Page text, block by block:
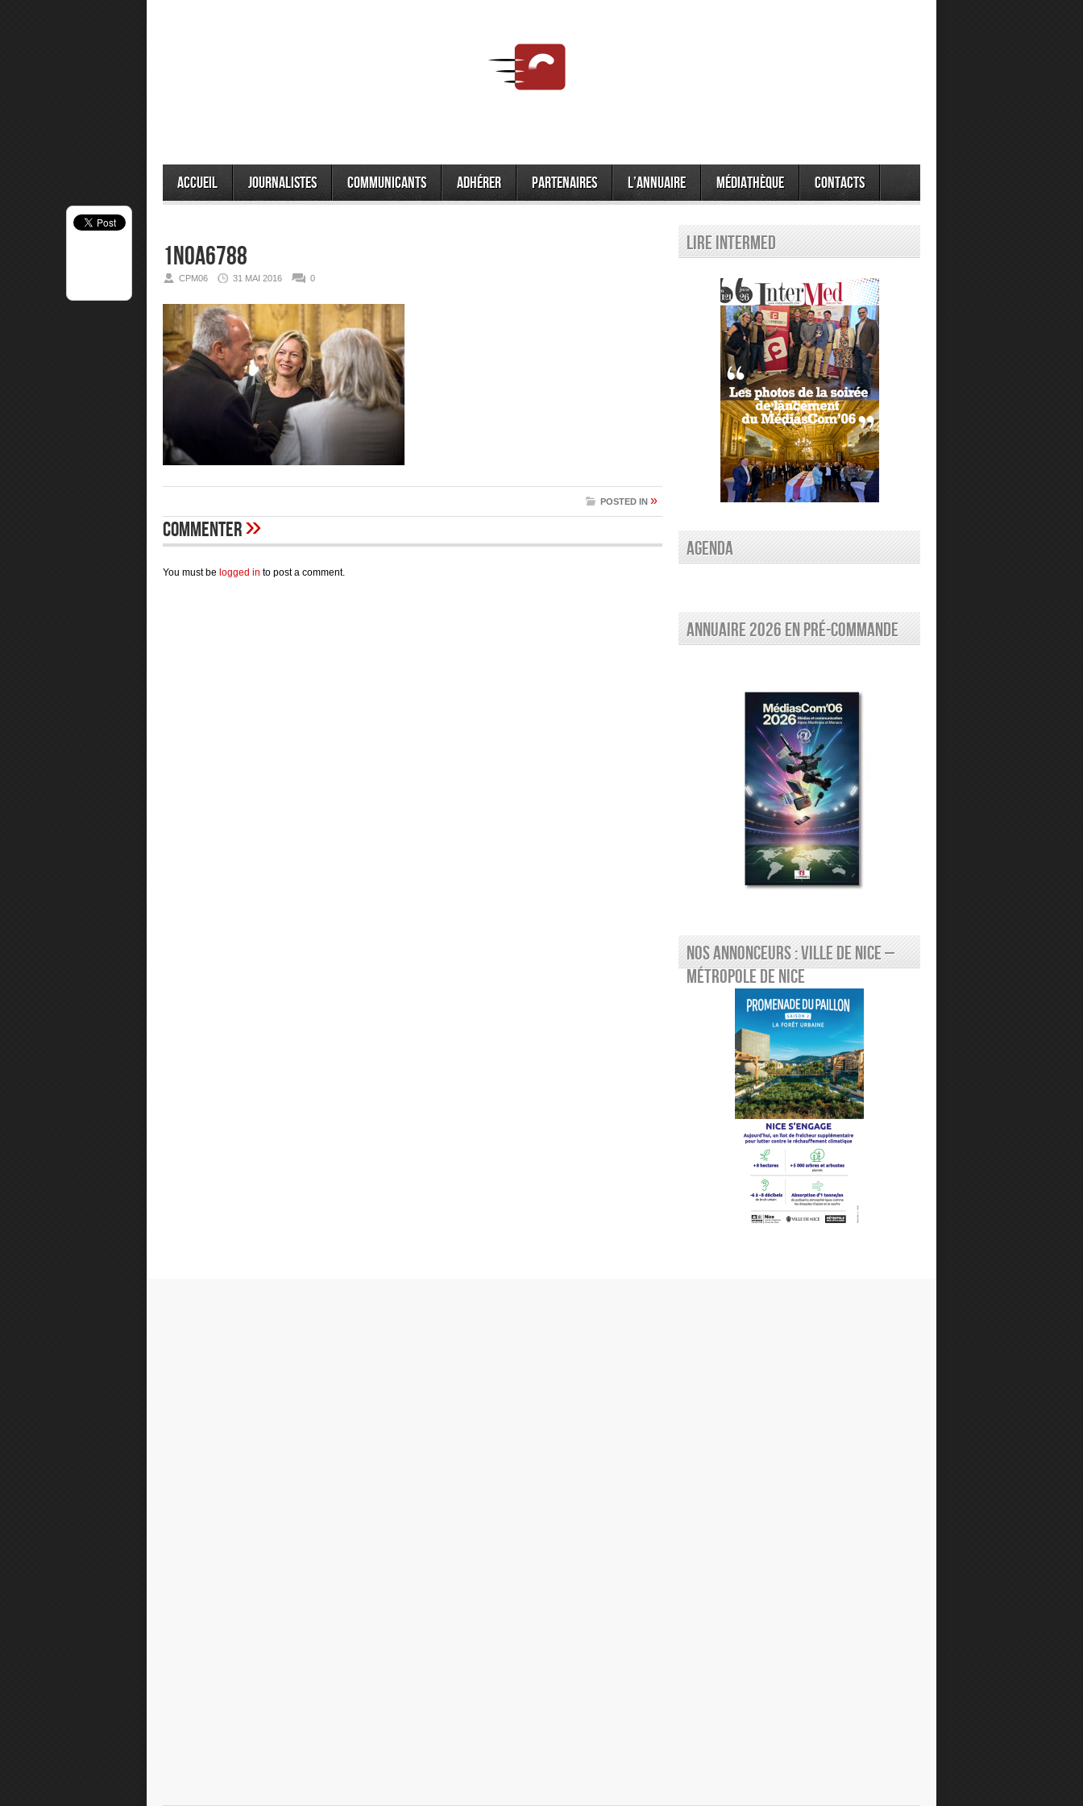
Accueil Journalistes Communicants Adhérer Partenaires L’annuaire Médiathèque Contacts
1N0A6788
CPM06 31 MAI 2016 0
POSTED IN »
Commenter»
You must be logged in to post a comment.
Lire Intermed
AGENDA
Annuaire 2026 en pré-commande
Nos annonceurs : Ville de Nice –
Métropole de Nice